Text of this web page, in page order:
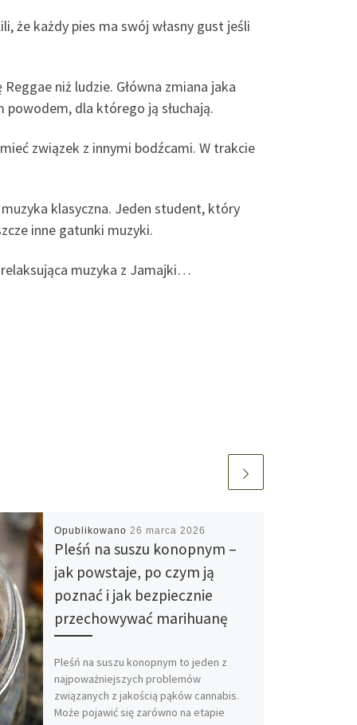
że każdy pies ma swój własny gust jeśli
niż ludzie. Główna zmiana jaka
powodem, dla którego ją słuchają.
związek z innymi bodźcami. W trakcie
klasyczna. Jeden student, który
inne gatunki muzyki.
muzyka z Jamajki…
Opublikowano 26 marca 2026
Pleśń na suszu konopnym –
jak powstaje, po czym ją
poznać i jak bezpiecznie
przechowywać marihuanę
Pleśń na suszu konopnym to jeden z
najpoważniejszych problemów
związanych z jakością pąków cannabis.
Może pojawić się zarówno na etapie